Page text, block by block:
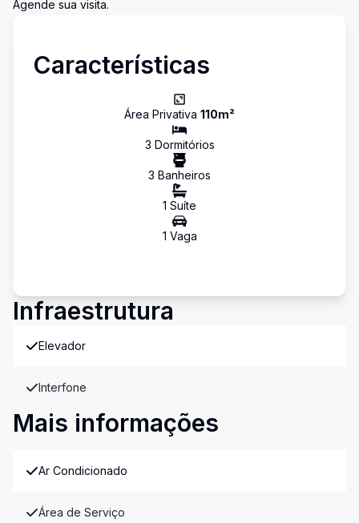
Agende sua visita.
Características
Área Privativa 110m²
3 Dormitórios
3 Banheiros
1 Suíte
1 Vaga
Infraestrutura
Elevador
Interfone
Mais informações
Ar Condicionado
Área de Serviço